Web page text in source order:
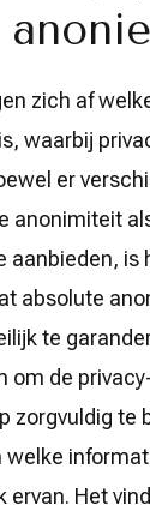
zich af
waarbij
er
anonimiteit
aanbieden, is
absolute
te
om de
zorgvuldig te
welke
Het